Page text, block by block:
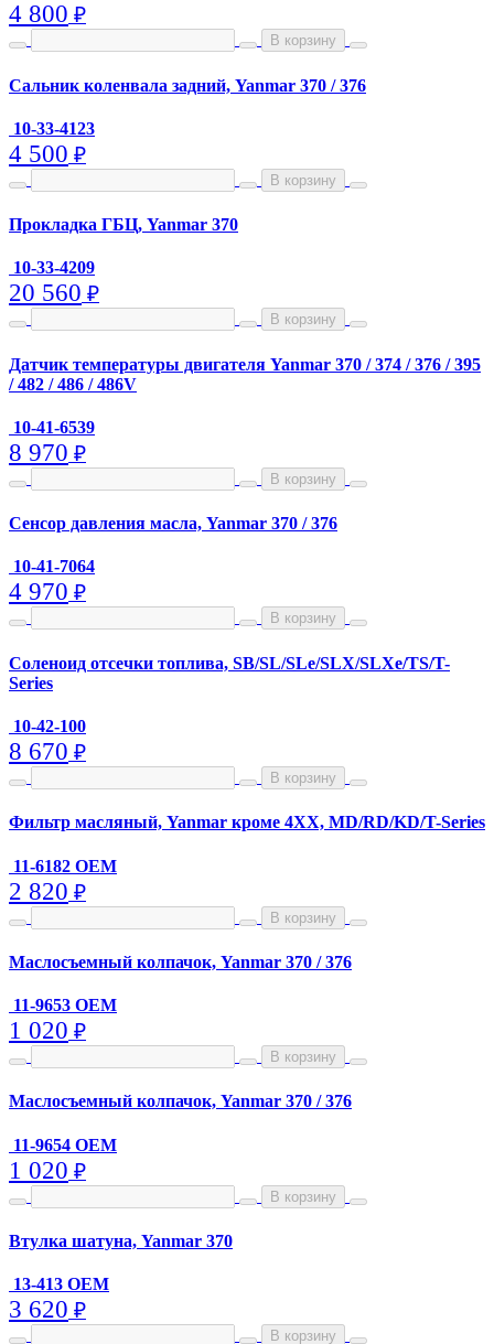
4 800 ₽
В корзину
Сальник коленвала задний, Yanmar 370 / 376
10-33-4123
4 500 ₽
В корзину
Прокладка ГБЦ, Yanmar 370
10-33-4209
20 560 ₽
В корзину
Датчик температуры двигателя Yanmar 370 / 374 / 376 / 395
/ 482 / 486 / 486V
10-41-6539
8 970 ₽
В корзину
Сенсор давления масла, Yanmar 370 / 376
10-41-7064
4 970 ₽
В корзину
Соленоид отсечки топлива, SB/SL/SLe/SLX/SLXe/TS/T-
Series
10-42-100
8 670 ₽
В корзину
Фильтр масляный, Yanmar кроме 4XX, MD/RD/KD/T-Series
11-6182 OEM
2 820 ₽
В корзину
Маслосъемный колпачок, Yanmar 370 / 376
11-9653 OEM
1 020 ₽
В корзину
Маслосъемный колпачок, Yanmar 370 / 376
11-9654 OEM
1 020 ₽
В корзину
Втулка шатуна, Yanmar 370
13-413 OEM
3 620 ₽
В корзину